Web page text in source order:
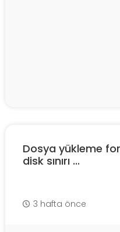
Dosya yükleme
disk sınırı ...
3 hafta önce